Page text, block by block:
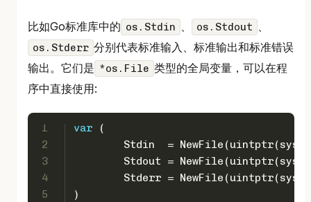
比如Go标准库中的 os.Stdin 、 os.Stdout 、
os.Stderr 分别代表标准输入、标准输出和标准错误
输出。它们是 *os.File 类型的全局变量，可以在程
序中直接使用:
1
2
3
4
5
var (
	Stdin  = NewFile(
uintptr
	Stdout = NewFile(
uintptr
	Stderr = NewFile(
uintptr
)